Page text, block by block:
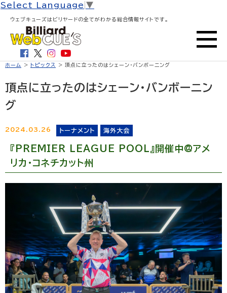
Select Language ▼
ウェブキューズはビリヤードの全てがわかる総合情報サイトです。
ホーム > トピックス > 頂点に立ったのはシェーン・バンボーニング
頂点に立ったのはシェーン・バンボーニン
グ
2024.03.26 トーナメント 海外大会
『PREMIER LEAGUE POOL』開催中@アメ
リカ・コネチカット州